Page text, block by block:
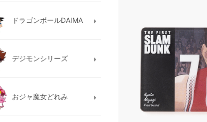
ドラゴンボールDAIMA
デジモンシリーズ
おジャ魔女どれみ